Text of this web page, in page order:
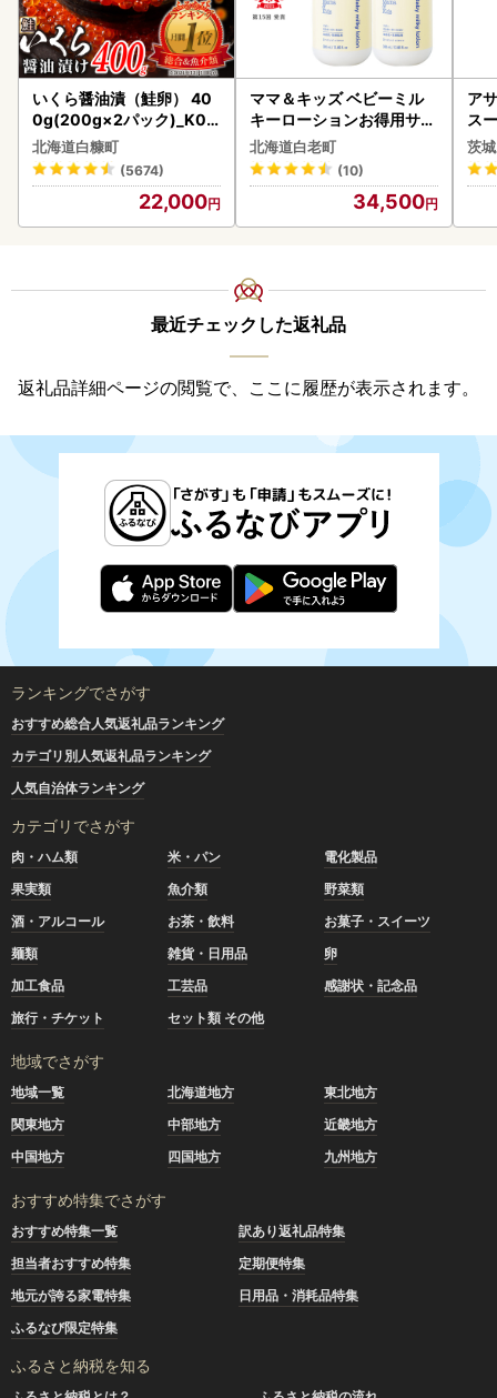
いくら醤油漬（鮭卵） 40
0g(200g×2パック)_K02
2-1676
北海道白糠町
(5674)
22,000
ママ＆キッズ ベビーミル
キーローションお得用サイ
ズ 380ml 2本セット CH21
0
北海道白老町
(10)
34,500
ア
ス
8本
茨
最近チェックした返礼品
返礼品詳細ページの閲覧で、ここに履歴が表示されます。
ランキングでさがす
おすすめ総合人気返礼品ランキング
カテゴリ別人気返礼品ランキング
人気自治体ランキング
カテゴリでさがす
肉・ハム類 米・パン
電化製品
果実類
魚介類
野菜類
酒・アルコール
お茶・飲料
お菓子・スイーツ
麺類
雑貨・日用品
卵
加工食品
工芸品
感謝状・記念品
旅行・チケット
セット類 その他
地域でさがす
地域一覧 北海道地方
東北地方
関東地方
中部地方
近畿地方
中国地方
四国地方 九州地方
おすすめ特集でさがす
おすすめ特集一覧
訳あり返礼品特集
担当者おすすめ特集
定期便特集
地元が誇る家電特集
日用品・消耗品特集
ふるなび限定特集
ふるさと納税を知る